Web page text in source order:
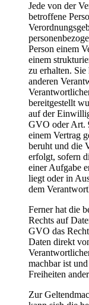
Jede von der
betroffene
Person einem
einem
zu erhalten. Sie
anderen
bereitgestellt
auf der
GVO oder Art.
einem Vertrag
beruht und die
erfolgt, sofern
einer Aufgabe
liegt oder in
dem
Ferner hat die
Rechts auf
GVO das
Daten direkt
machbar ist
Freiheiten
Zur